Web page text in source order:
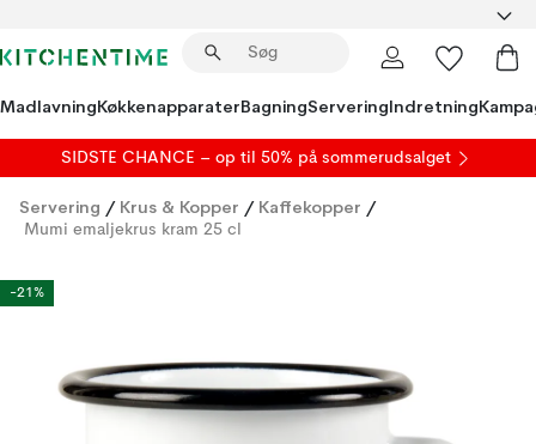
MadlavningKøkkenapparaterBagningServeringIndretning
SIDSTE CHANCE – op til 50% på sommerudsalget
Servering / Krus & Kopper / Kaffekopper /
Mumi emaljekrus kram 25 cl
-21%